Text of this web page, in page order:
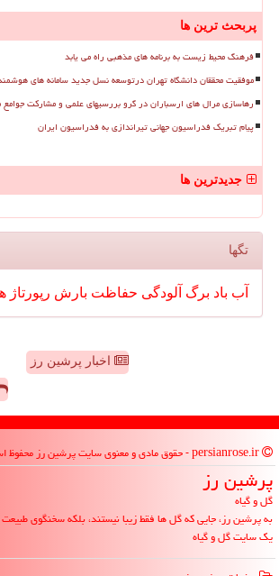
پربحث ترین ها
فرهنگ محیط زیست به برنامه های مذهبی راه می یابد
موفقیت محققان دانشگاه تهران درتوسعه نسل جدید سامانه های
رهاسازی مرال های ارسباران در گرو بررسیهای علمی و مشارکت جوامع
پیام تبریک فدراسیون جهانی تیراندازی به فدراسیون ایران
جدیدترین ها
تگها
آب باد برگ آلودگی حفاظت بارش رپورتاژ
اخبار پرشین رز
پرشین رز
گل و گیاه
به پرشین رز، جایی که گل ها فقط زیبا نیستند، بلکه سخنگوی
یک سایت گل و گیاه